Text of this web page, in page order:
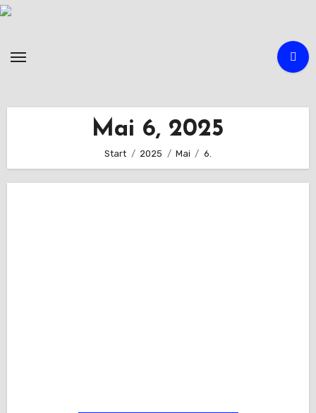
Zum
Mai 6, 2025
Start 2025 Mai 6.